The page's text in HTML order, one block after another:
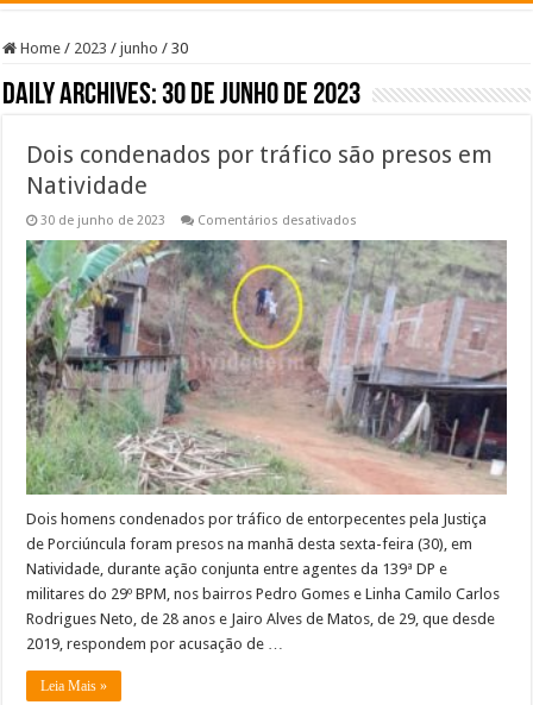
Home / 2023 / junho / 30
Daily Archives:30 de junho de 2023
Dois condenados por tráfico são presos em
Natividade
30 de junho de 2023 Comentários desativados
condenados
por
tráfico
são
presos
em
Natividade
Dois homens condenados por tráfico de entorpecentes pela Justiça
de Porciúncula foram presos na manhã desta sexta-feira (30), em
Natividade, durante ação conjunta entre agentes da 139ª DP e
militares do 29º BPM, nos bairros Pedro Gomes e Linha Camilo Carlos
Rodrigues Neto, de 28 anos e Jairo Alves de Matos, de 29, que desde
2019, respondem por acusação de …
Leia Mais »